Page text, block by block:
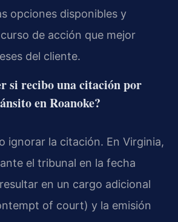
opciones disponibles y
de acción que mejor
del cliente.
si recibo una citación por
en Roanoke?
ignorar la citación. En Virginia,
el tribunal en la fecha
en un cargo adicional
of court) y la emisión